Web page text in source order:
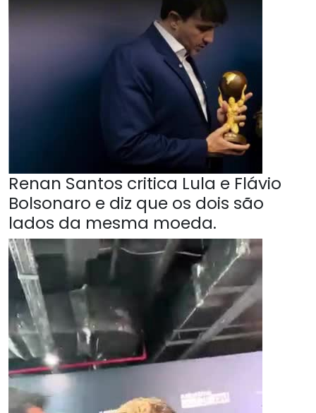
Renan Santos critica Lula e Flávio
Bolsonaro e diz que os dois são
lados da mesma moeda.